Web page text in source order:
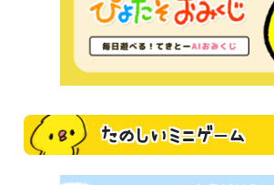
たのしいミニゲーム